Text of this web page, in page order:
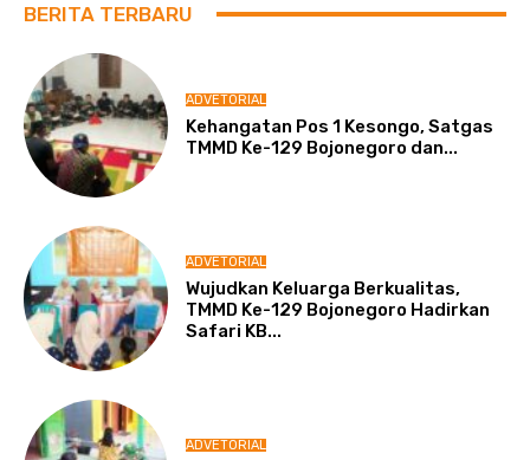
BERITA TERBARU
ADVETORIAL
Kehangatan Pos 1 Kesongo, Satgas
TMMD Ke-129 Bojonegoro dan...
ADVETORIAL
Wujudkan Keluarga Berkualitas,
TMMD Ke-129 Bojonegoro Hadirkan
Safari KB...
ADVETORIAL